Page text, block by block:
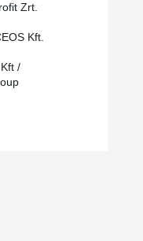
Zrt.
Kft.
/